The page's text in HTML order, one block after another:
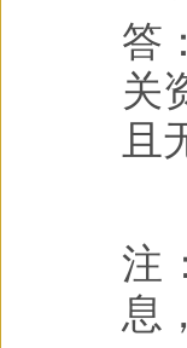
答
关
且
注
息